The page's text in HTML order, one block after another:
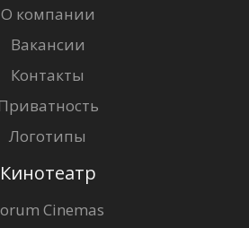
О компании
Вакансии
Контакты
Логотипы
Кинотеатр
Cinemas